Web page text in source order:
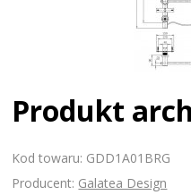
Produkt
Kod towaru: GDD1A01BRG
Producent: Galatea Design